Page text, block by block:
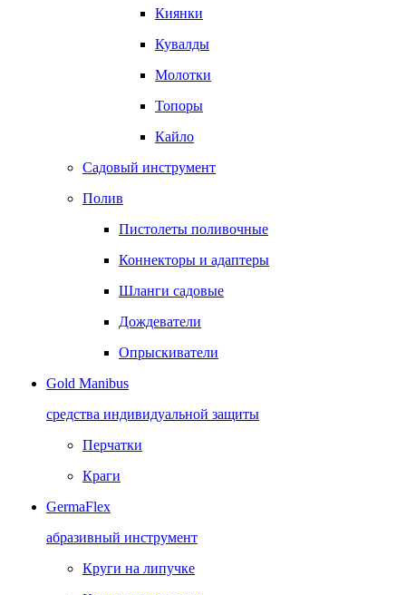
Киянки
Кувалды
Молотки
Топоры
Кайло
Садовый инструмент
Полив
Пистолеты поливочные
Коннекторы и адаптеры
Шланги садовые
Дождеватели
Опрыскиватели
Gold Manibus
средства индивидуальной защиты
Перчатки
Краги
GermaFlex
абразивный инструмент
Круги на липучке